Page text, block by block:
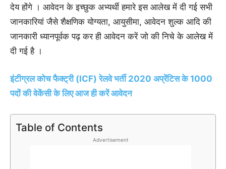
देय होंगे । आवेदन के इच्छुक अभ्यर्थी हमारे इस आलेख में दी गई सभी
जानकारियां जैसे शैक्षणिक योग्यता, आयुसीमा, आवेदन शुल्क आदि की
जानकारी ध्यानपूर्वक पढ़ कर ही आवेदन करें जो की निचे के आलेख में
दी गई है ।
इंटीग्रल कोच फैक्ट्री (ICF) रेलवे भर्ती 2020 अप्रेंटिस के 1000
पदों की वेकेंसी के लिए आज ही करें आवेदन
Table of Contents
Advertisement